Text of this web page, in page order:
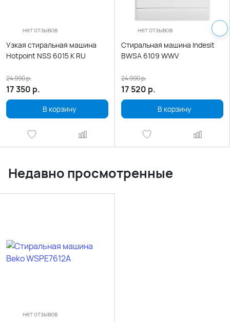
нет отзывов
Узкая стиральная машина
Hotpoint NSS 6015 K RU
17 350 р.
24 990р.
В корзину
нет отзывов
Стиральная машина Indesit
BWSA 6109 WWV
17 520 р.
24 990р.
В корзину
Недавно просмотренные
нет отзывов